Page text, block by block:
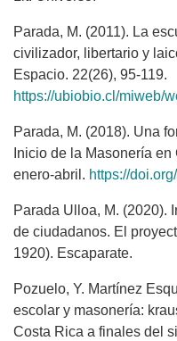
Parada, M. (2011). La
civilizador, libertario y
Espacio. 22(26), 95-119.
https://ubiobio.cl/miweb/
Parada, M. (2018). Una
Inicio de la Masonería
enero-abril. https://
Parada Ulloa, M. (2020).
de ciudadanos. El
1920). Escaparate.
Pozuelo, Y. Martínez
escolar y masonería:
Costa Rica a finales del